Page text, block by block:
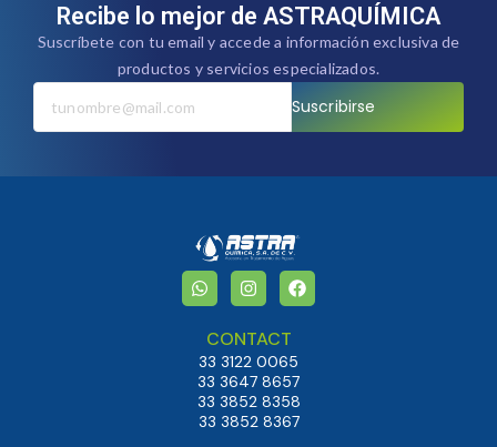
Recibe lo mejor de ASTRAQUÍMICA
Suscríbete con tu email y accede a información exclusiva de
productos y servicios especializados.
Suscribirse
CONTACT
33 3122 0065
33 3647 8657
33 3852 8358
33 3852 8367